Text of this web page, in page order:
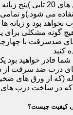
می شود.)و
نخواهد بود و
گونه مشکلی برای
با چهارچوب
قادر خواهید
درب ضد سرقت از دو
(که از ورق های
که در ساخت درب
کیفیت چیست؟